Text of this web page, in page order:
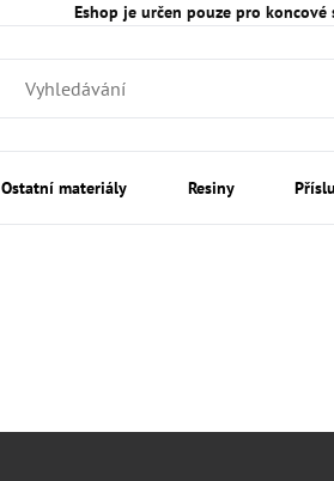
Eshop je určen pouze pro
Ostatní materiály Resiny